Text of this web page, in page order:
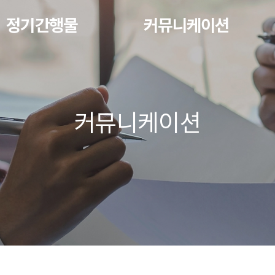
정기간행물 커뮤니케이션
커뮤니케이션